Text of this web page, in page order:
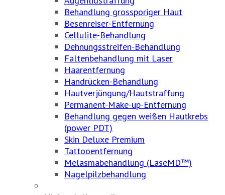
Behandlung grossporiger Haut
Besenreiser-Entfernung
Cellulite-Behandlung
Dehnungsstreifen-Behandlung
Faltenbehandlung mit Laser
Haarentfernung
Handrücken-Behandlung
Hautverjüngung/Hautstraffung
Permanent-Make-up-Entfernung
Behandlung gegen weißen Hautkrebs
(power PDT)
Skin Deluxe Premium
Tattooentfernung
Melasmabehandlung (LaseMD™)
Nagelpilzbehandlung